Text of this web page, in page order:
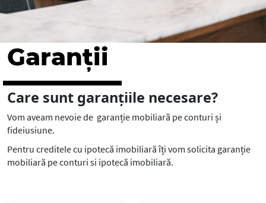
Garanții
Care sunt garanțiile necesare?
Vom aveam nevoie de garanție mobiliară pe conturi și
fideiusiune.
Pentru creditele cu ipotecă imobiliară îți vom solicita garanție
mobiliară pe conturi si ipotecă imobiliară.